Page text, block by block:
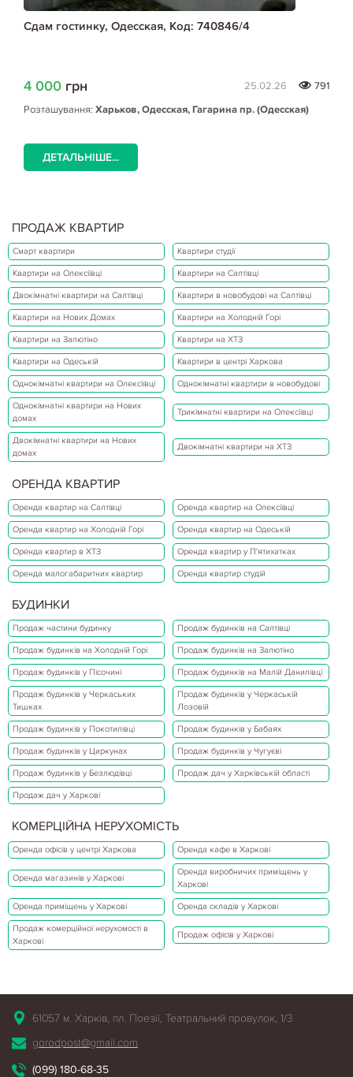
Сдам гостинку, Одесская, Код: 740846/4
4 000 грн 25.02.26
791
Розташування: Харьков, Одесская, Гагарина пр. (Одесская)
ДЕТАЛЬНІШЕ...
ПРОДАЖ КВАРТИР
Смарт квартири Квартири студії
Квартири на Олексіївці Квартири на Салтівці
Двокімнатні квартири на Салтівці Квартири в новобудові на Салтівці
Квартири на Нових Домах Квартири на Холодній Горі
Квартири на Залютіно Квартири на ХТЗ
Квартири на Одеській Квартири в центрі Харкова
Однокімнатні квартири на Олексіївці Однокімнатні квартири в новобудові
Однокімнатні квартири на Нових
домах
Трикімнатні квартири на Олексіївці
Двокімнатні квартири на Нових
домах
Двокімнатні квартири на ХТЗ
ОРЕНДА КВАРТИР
Оренда квартир на Салтівці Оренда квартир на Олексіївці
Оренда квартир на Холодній Горі Оренда квартир на Одеській
Оренда квартир в ХТЗ Оренда квартир у П'ятихатках
Оренда малогабаритних квартир Оренда квартир студій
БУДИНКИ
Продаж частини будинку Продаж будинків на Салтівці
Продаж будинків на Холодній Горі Продаж будинків на Залютіно
Продаж будинків у Пісочині Продаж будинків на Малій Данилівці
Продаж будинків у Черкаських
Тишках
Продаж будинків у Черкаській
Лозовій
Продаж будинків у Покотилівці Продаж будинків у Бабаях
Продаж будинків у Циркунах Продаж будинків у Чугуєві
Продаж будинків у Безлюдівці Продаж дач у Харківській області
Продаж дач у Харкові
КОМЕРЦІЙНА НЕРУХОМІСТЬ
Оренда офісів у центрі Харкова Оренда кафе в Харкові
Оренда магазинів у Харкові
Оренда виробничих приміщень у
Харкові
Оренда приміщень у Харкові Оренда складів у Харкові
Продаж комерційної нерухомості в
Харкові
Продаж офісів у Харкові
61057 м. Харків, пл. Поезії, Театральний провулок, 1/3
gorodpost@gmail.com
(099) 180-68-35